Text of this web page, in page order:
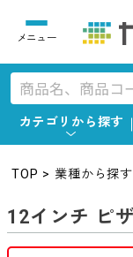
カテゴリから探す
TOP 業種から探す
12インチ ピ